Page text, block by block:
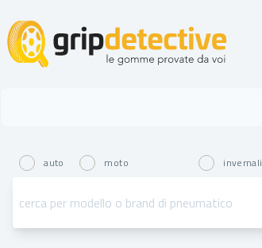
GripDetective
auto moto invernali